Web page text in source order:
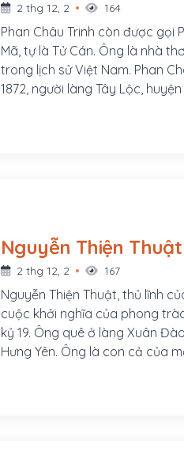
2 thg 12, 2 164
Phan Châu Trinh còn được gọi
Mã, tự là Tử Cán. Ông là nhà
trong lịch sử Việt Nam. Phan
1872, người làng Tây Lộc,
2 thg 12, 2 167
Nguyễn Thiện Thuật, thủ lĩnh
cuộc khởi nghĩa của phong
kỷ 19. Ông quê ở làng Xuân
Hưng Yên. Ông là con cả của